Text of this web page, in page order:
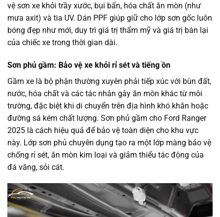
vệ sơn xe khỏi trầy xước, bụi bẩn, hóa chất ăn mòn (như
mưa axit) và tia UV. Dán PPF giúp giữ cho lớp sơn gốc luôn
bóng đẹp như mới, duy trì giá trị thẩm mỹ và giá trị bán lại
của chiếc xe trong thời gian dài.
Sơn phủ gầm: Bảo vệ xe khỏi rỉ sét và tiếng ồn
Gầm xe là bộ phận thường xuyên phải tiếp xúc với bùn đất,
nước, hóa chất và các tác nhân gây ăn mòn khác từ môi
trường, đặc biệt khi di chuyển trên địa hình khó khăn hoặc
đường sá kém chất lượng. Sơn phủ gầm cho Ford Ranger
2025 là cách hiệu quả để bảo vệ toàn diện cho khu vực
này. Lớp sơn phủ chuyên dụng tạo ra một lớp màng bảo vệ
chống rỉ sét, ăn mòn kim loại và giảm thiểu tác động của
đá văng, sỏi cát.